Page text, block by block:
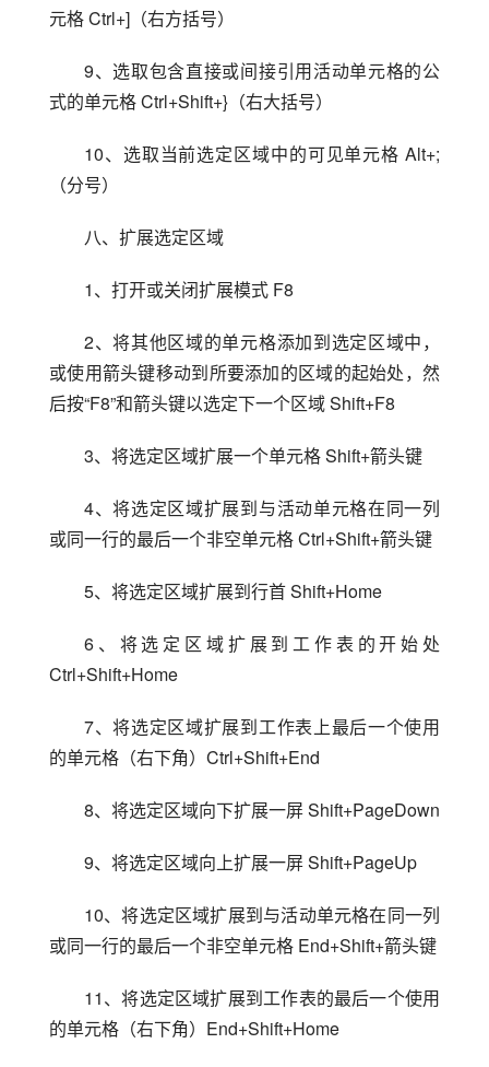
元格 Ctrl+]（右方括号）
9、选取包含直接或间接引用活动单元格的公
式的单元格 Ctrl+Shift+}（右大括号）
10、选取当前选定区域中的可见单元格 Alt+;
（分号）
八、扩展选定区域
1、打开或关闭扩展模式 F8
2、将其他区域的单元格添加到选定区域中，
或使用箭头键移动到所要添加的区域的起始处，然
后按“F8”和箭头键以选定下一个区域 Shift+F8
3、将选定区域扩展一个单元格 Shift+箭头键
4、将选定区域扩展到与活动单元格在同一列
或同一行的最后一个非空单元格 Ctrl+Shift+箭头键
5、将选定区域扩展到行首 Shift+Home
6、将选定区域扩展到工作表的开始处
Ctrl+Shift+Home
7、将选定区域扩展到工作表上最后一个使用
的单元格（右下角）Ctrl+Shift+End
8、将选定区域向下扩展一屏 Shift+PageDown
9、将选定区域向上扩展一屏 Shift+PageUp
10、将选定区域扩展到与活动单元格在同一列
或同一行的最后一个非空单元格 End+Shift+箭头键
11、将选定区域扩展到工作表的最后一个使用
的单元格（右下角）End+Shift+Home